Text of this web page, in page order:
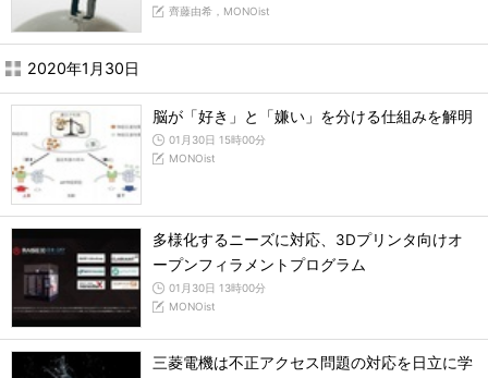
齊藤由希，MONOist
2020年1月30日
脳が「好き」と「嫌い」を分ける仕組みを解明
01月30日 15時00分
MONOist
多様化するニーズに対応、3Dプリンタ向けオ
ープンフィラメントプログラム
01月30日 13時00分
MONOist
三菱電機は不正アクセス問題の対応を日立に学